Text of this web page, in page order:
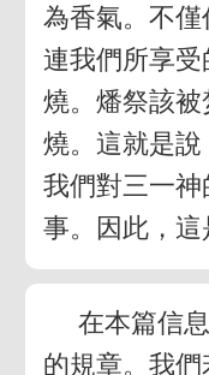
為香氣。不僅
連我們所享
燒。燔祭該
燒。這就是說
我們對三一
事。因此，這
在本篇信
的規章。我